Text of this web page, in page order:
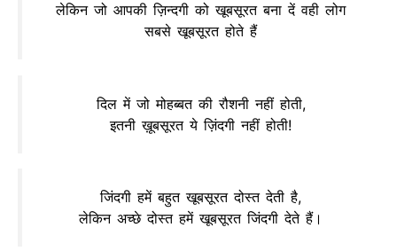
लेकिन जो आपकी ज़िन्दगी को खूबसूरत बना दें वही लोग
सबसे खूबसूरत होते हैं
दिल में जो मोहब्बत की रौशनी नहीं होती,
इतनी ख़ूबसूरत ये ज़िंदगी नहीं होती!
जिंदगी हमें बहुत खूबसूरत दोस्त देती है,
लेकिन अच्छे दोस्त हमें खूबसूरत जिंदगी देते हैं।